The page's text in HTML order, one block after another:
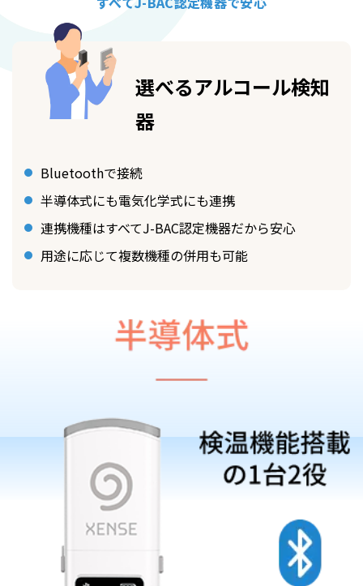
選べるアルコール検知
器
Bluetoothで接続
半導体式にも電気化学式にも連携
連携機種はすべてJ-BAC認定機器だから安心
用途に応じて複数機種の併用も可能